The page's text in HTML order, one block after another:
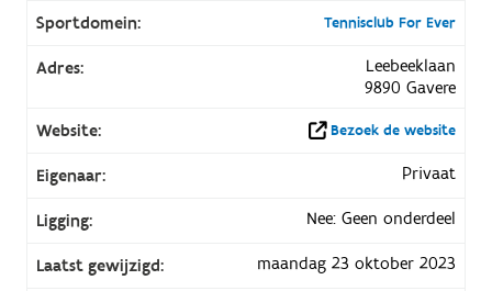
Sportdomein: Tennisclub For Ever
Adres:
Leebeeklaan
9890 Gavere
Website:
Bezoek de website
Eigenaar: Privaat
Ligging: Nee: Geen onderdeel
Laatst gewijzigd: maandag 23 oktober 2023